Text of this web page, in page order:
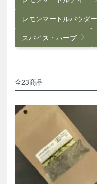
レモンマートルパウダー
スパイス・ハーブ
全23商品